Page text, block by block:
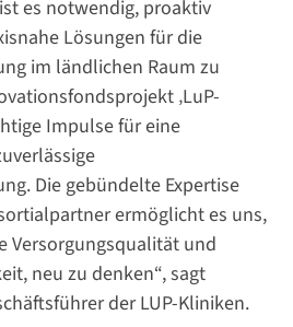
es notwendig, proaktiv
Lösungen für die
im ländlichen Raum zu
‚LuP-
Impulse für eine
Die gebündelte Expertise
ermöglicht es uns,
Versorgungsqualität und
neu zu denken“, sagt
der LUP-Kliniken.